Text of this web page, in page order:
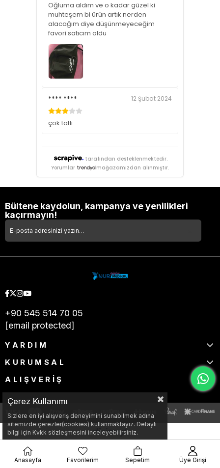
Oğluma aldım ve o kadar güzel ki
muhteşem bi ürün artık nerden
alacağım diye düşünmeyeceğim
favori satıcım oldu
**** **** 12 Şubat 2024
çok tatlı
tarafından desteklenmektedir.
Yorumlar
mağazamızdan alınmıştır.
Bültene kaydolun, kampanya ve yenilikleri
kaçırmayın!
+90 545 514 70 05
[email protected]
YARDIM
KURUMSAL
ALIŞVERİŞ
Çerez Kullanımı
Sizlere en iyi alışveriş deneyimini sunabilmek adına
sitemizde çerezler(cookies) kullanmaktayız. Detaylı
bilgi için Kvkk sözleşmesini inceleyebilirsiniz.
Anasayfa Favorilerim Sepetim Üye Girişi